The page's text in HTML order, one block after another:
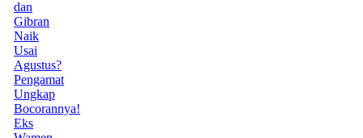
dan
Gibran
Naik
Usai
Agustus?
Pengamat
Ungkap
Bocorannya!
Eks